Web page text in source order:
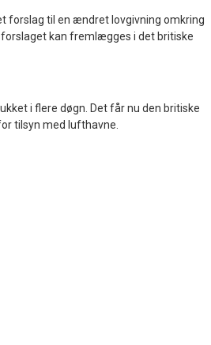
forslag til en ændret lovgivning omkring
kan fremlægges i det britiske
i flere døgn. Det får nu den britiske
tilsyn med lufthavne.